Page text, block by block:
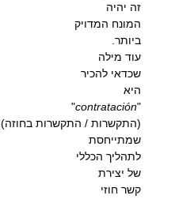
זה יהיה
המונח המדויק
ביותר.
עוד מילה
שכדאי להכיר
היא
"
contratación
"
(התקשרות / התקשרות בחוזה),
שמתייחסת
לתהליך הכללי
של יצירת
קשר חוזי